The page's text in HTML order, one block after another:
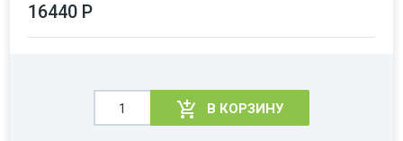
16440 Р
В КОРЗИНУ